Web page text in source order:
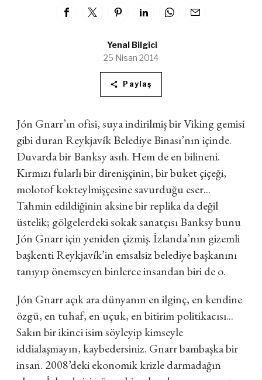
Yenal Bilgici
25 Nisan 2014
Paylaş
Jón Gnarr’ın ofisi, suya indirilmiş bir Viking gemisi
gibi duran Reykjavík Belediye Binası’nın içinde.
Duvarda bir Banksy asılı. Hem de en bilineni.
Kırmızı fularlı bir direnişçinin, bir buket çiçeği,
molotof kokteylmişçesine savurduğu eser...
Tahmin edildiğinin aksine bir replika da değil
üstelik; gölgelerdeki sokak sanatçısı Banksy bunu
Jón Gnarr için yeniden çizmiş. İzlanda’nın gizemli
başkenti Reykjavík’in emsalsiz belediye başkanını
tanıyıp önemseyen binlerce insandan biri de o.
Jón Gnarr açık ara dünyanın en ilginç, en kendine
özgü, en tuhaf, en uçuk, en bitirim politikacısı...
Sakın bir ikinci isim söyleyip kimseyle
iddialaşmayın, kaybedersiniz. Gnarr bambaşka bir
insan. 2008’deki ekonomik krizle darmadağın